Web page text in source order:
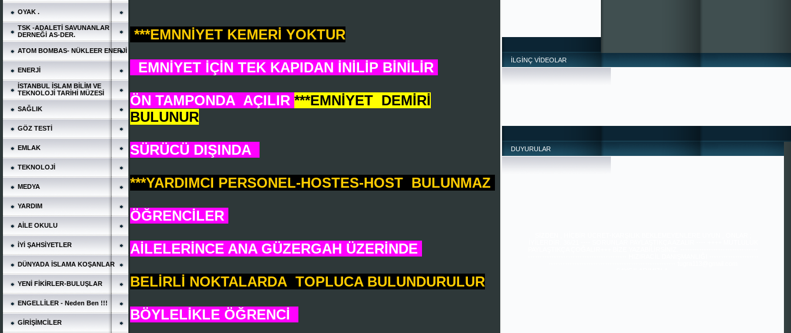
OYAK .
TSK -ADALETİ SAVUNANLAR
DERNEĞİ AS-DER.
ATOM BOMBAS- NÜKLEER ENERJİ
ENERJİ
İSTANBUL İSLAM BİLİM VE
TEKNOLOJİ TARİHİ MÜZESİ
SAĞLIK
GÖZ TESTİ
EMLAK
TEKNOLOJİ
MEDYA
YARDIM
AİLE OKULU
İYİ ŞAHSİYETLER
DÜNYADA İSLAMA KOŞANLAR
YENİ FİKİRLER-BULUŞLAR
ENGELLİLER - Neden Ben !!!
GİRİŞİMCİLER
***EMNNİYET KEMERİ YOKTUR
EMNİYET İÇİN TEK KAPIDAN İNİLİP BİNİLİR
ÖN TAMPONDA AÇILIR ***EMNİYET DEMİRİ
BULUNUR
SÜRÜCÜ DIŞINDA
***YARDIMCI PERSONEL-HOSTES-HOST BULUNMAZ
ÖĞRENCİLER
AİLELERİNCE ANA GÜZERGAH ÜZERİNDE
BELİRLİ NOKTALARDA TOPLUCA BULUNDURULUR
BÖYLELİKLE ÖĞRENCİ
İLGİNÇ VİDEOLAR
DUYURULAR